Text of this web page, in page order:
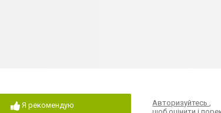
Я рекомендую Авторизуйтесь,